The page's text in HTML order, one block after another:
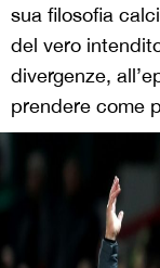
sua filosofia
del vero
divergenze,
prendere come